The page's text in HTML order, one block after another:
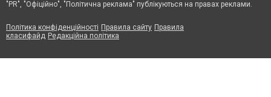
"PR", "Офіційно", "Політична реклама" публікуються на правах реклами.
Політика конфіденційності Правила сайту Правила
класифайд Редакційна політика